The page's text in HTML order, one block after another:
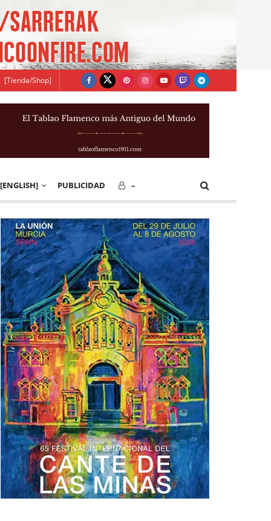
[Tienda/Shop]
[ENGLISH] PUBLICIDAD –